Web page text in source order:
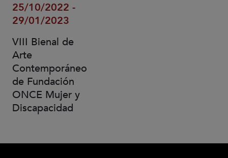
25/10/2022 -
29/01/2023
VIII Bienal de
Arte
Contemporáneo
de Fundación
ONCE Mujer y
Discapacidad